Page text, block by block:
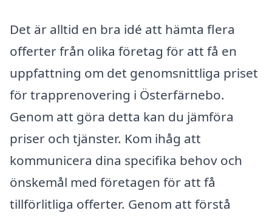
Det är alltid en bra idé att hämta flera
offerter från olika företag för att få en
uppfattning om det genomsnittliga priset
för trapprenovering i Österfärnebo.
Genom att göra detta kan du jämföra
priser och tjänster. Kom ihåg att
kommunicera dina specifika behov och
önskemål med företagen för att få
tillförlitliga offerter. Genom att förstå